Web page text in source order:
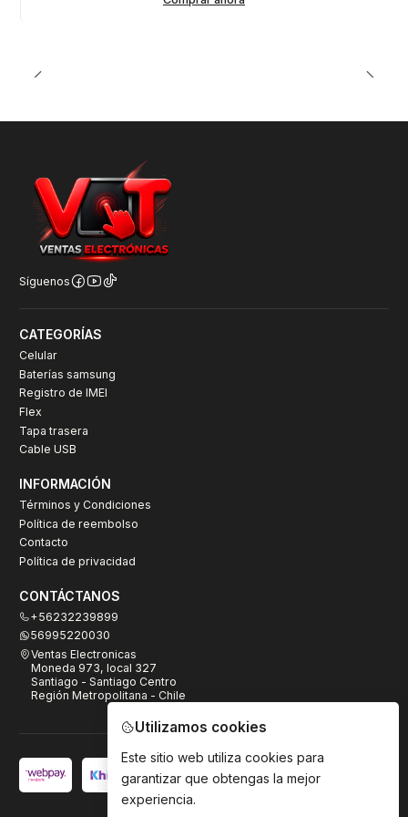
Síguenos
CATEGORÍAS
Celular
Baterías samsung
Registro de IMEI
Flex
Tapa trasera
Cable USB
INFORMACIÓN
Términos y Condiciones
Política de reembolso
Contacto
Política de privacidad
CONTÁCTANOS
+56232239899
56995220030
Ventas Electronicas
Moneda 973, local 327
Santiago - Santiago Centro
Región Metropolitana - Chile
Utilizamos cookies
Este sitio web utiliza cookies para
garantizar que obtengas la mejor
experiencia.